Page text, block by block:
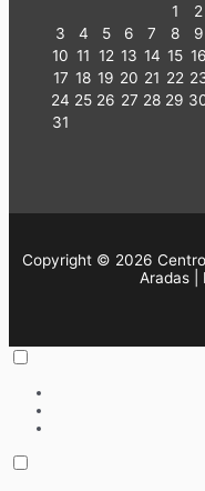
1
2
3
4 5 6 7 8
9
10 11 12 13 14 15 16
17 18 19 20 21 22
24 25 26 27 28 29
31
Copyright © 2026
Aradas |